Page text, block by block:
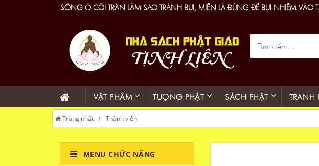
SỐNG Ở CÕI TRẦN LÀM SAO TRÁNH BỤI, MIỄN LÀ ĐỪNG ĐỂ BỤI NHIỄM VÀO
VẬT PHẨM TƯỢNG PHẬT SÁCH PHẬT TRANH
Trang nhất Thành viên
MENU CHỨC NĂNG